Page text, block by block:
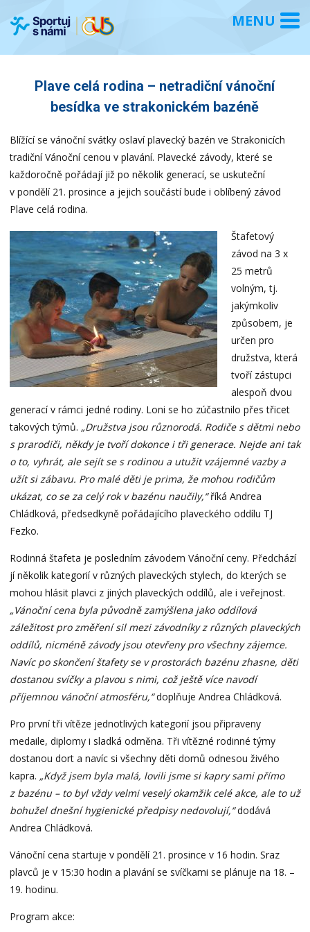
Plave celá rodina – netradiční vánoční
besídka ve strakonickém bazéně
Blížící se vánoční svátky oslaví plavecký bazén ve Strakonicích
tradiční Vánoční cenou v plavání. Plavecké závody, které se
každoročně pořádají již po několik generací, se uskuteční
v pondělí 21. prosince a jejich součástí bude i oblíbený závod
Plave celá rodina.
Štafetový
závod na 3 x
25 metrů
volným, tj.
jakýmkoliv
způsobem, je
určen pro
družstva, která
tvoří zástupci
alespoň dvou
generací v rámci jedné rodiny. Loni se ho zúčastnilo přes třicet
takových týmů. „Družstva jsou různorodá. Rodiče s dětmi nebo
s prarodiči, někdy je tvoří dokonce i tři generace. Nejde ani tak
o to, vyhrát, ale sejít se s rodinou a utužit vzájemné vazby a
užít si zábavu. Pro malé děti je prima, že mohou rodičům
ukázat, co se za celý rok v bazénu naučily,“říká Andrea
Chládková, předsedkyně pořádajícího plaveckého oddílu TJ
Fezko.
Rodinná štafeta je posledním závodem Vánoční ceny. Předchází
jí několik kategorií v různých plaveckých stylech, do kterých se
mohou hlásit plavci z jiných plaveckých oddílů, ale i veřejnost.
„Vánoční cena byla původně zamýšlena jako oddílová
záležitost pro změření sil mezi závodníky z různých plaveckých
oddílů, nicméně závody jsou otevřeny pro všechny zájemce.
Navíc po skončení štafety se v prostorách bazénu zhasne, děti
dostanou svíčky a plavou s nimi, což ještě více navodí
příjemnou vánoční atmosféru,“doplňuje Andrea Chládková.
Pro první tři vítěze jednotlivých kategorií jsou připraveny
medaile, diplomy i sladká odměna. Tři vítězné rodinné týmy
dostanou dort a navíc si všechny děti domů odnesou živého
kapra. „Když jsem byla malá, lovili jsme si kapry sami přímo
z bazénu – to byl vždy velmi veselý okamžik celé akce, ale to už
bohužel dnešní hygienické předpisy nedovolují,“dodává
Andrea Chládková.
Vánoční cena startuje v pondělí 21. prosince v 16 hodin. Sraz
plavců je v 15:30 hodin a plavání se svíčkami se plánuje na 18. –
19. hodinu.
Program akce: